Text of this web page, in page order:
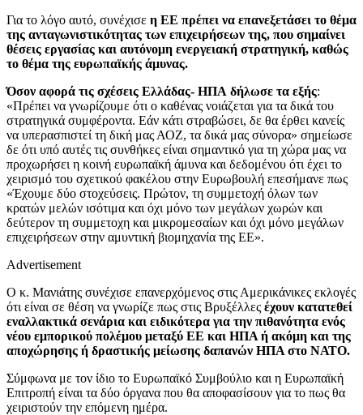
Για το λόγο αυτό, συνέχισε η ΕΕ πρέπει να επανεξετάσει το θέμα
της ανταγωνιστικότητας των επιχειρήσεων της, που σημαίνει
θέσεις εργασίας και αυτόνομη ενεργειακή στρατηγική, καθώς
το θέμα της ευρωπαϊκής άμυνας.
Όσον αφορά τις σχέσεις Ελλάδας- ΗΠΑ δήλωσε τα εξής:
«Πρέπει να γνωρίζουμε ότι ο καθένας νοιάζεται για τα δικά του
στρατηγικά συμφέροντα. Εάν κάτι στραβώσει, δε θα έρθει κανείς
να υπερασπιστεί τη δική μας ΑΟΖ, τα δικά μας σύνορα» σημείωσε
δε ότι υπό αυτές τις συνθήκες είναι σημαντικό για τη χώρα μας να
προχωρήσει η κοινή ευρωπαϊκή άμυνα και δεδομένου ότι έχει το
χειρισμό του σχετικού φακέλου στην Ευρωβουλή επεσήμανε πως
«Έχουμε δύο στοχεύσεις. Πρώτον, τη συμμετοχή όλων των
κρατών μελών ισότιμα και όχι μόνο των μεγάλων χωρών και
δεύτερον τη συμμετοχη και μικρομεσαίων και όχι μόνο μεγάλων
επιχειρήσεων στην αμυντική βιομηχανία της ΕΕ».
Advertisement
Ο κ. Μανιάτης συνέχισε επανερχόμενος στις Αμερικάνικες εκλογές
ότι είναι σε θέση να γνωρίζε πως στις Βρυξέλλες έχουν κατατεθεί
εναλλακτικά σενάρια και ειδικότερα για την πιθανότητα ενός
νέου εμπορικού πολέμου μεταξύ ΕΕ και ΗΠΑ ή ακόμη και της
αποχώρησης ή δραστικής μείωσης δαπανών ΗΠΑ στο ΝΑΤΟ.
Σύμφωνα με τον ίδιο το Ευρωπαϊκό Συμβούλιο και η Ευρωπαϊκή
Επιτροπή είναι τα δύο όργανα που θα αποφασίσουν για το πως θα
χειριστούν την επόμενη ημέρα.